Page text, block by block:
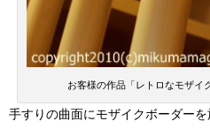
お客様の作品「レトロなモザイ
手すりの曲面にモザイクボーダー